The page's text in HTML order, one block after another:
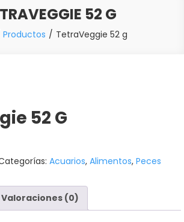
52 G
Productos TetraVeggie 52 g
52 G
Acuarios,Alimentos,Peces
Valoraciones (0)